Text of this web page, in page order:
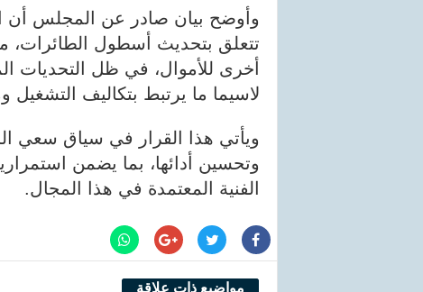
وأوضح بيان صادر عن المجلس أن
تتعلق بتحديث أسطول الطائرات،
أخرى للأموال، في ظل التحديات
لاسيما ما يرتبط بتكاليف التشغيل
ويأتي هذا القرار في سياق سعي
وتحسين أدائها، بما يضمن
الفنية المعتمدة في هذا المجال.
مواضيع ذات علاقة